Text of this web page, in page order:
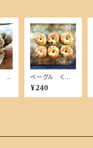
あ
ベーグル くる
みレーズン【単品
商品】
¥240